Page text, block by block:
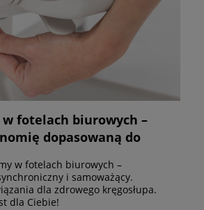
fotelach biurowych –
dopasowaną do
w fotelach biurowych –
i samoważący.
dla zdrowego kręgosłupa.
dla Ciebie!